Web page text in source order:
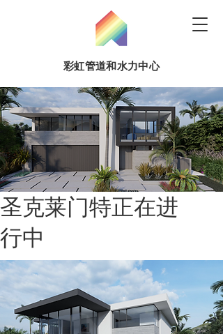
彩虹管道和水力中心
圣克莱门特正在进
行中